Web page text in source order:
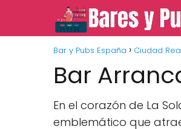
Bar y Pubs España Ciudad
Bar
En el corazón de La
emblemático que